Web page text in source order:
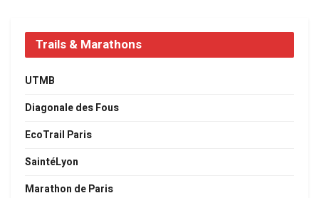
Trails & Marathons
UTMB
Diagonale des Fous
EcoTrail Paris
SaintéLyon
Marathon de Paris